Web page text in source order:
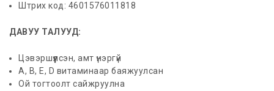
Штрих код: 4601576011818
ДАВУУ ТАЛУУД:
Цэвэршүүлсэн, амт үнэргүй
А, В, Е, D витаминаар баяжуулсан
Ой тогтоолт сайжруулна